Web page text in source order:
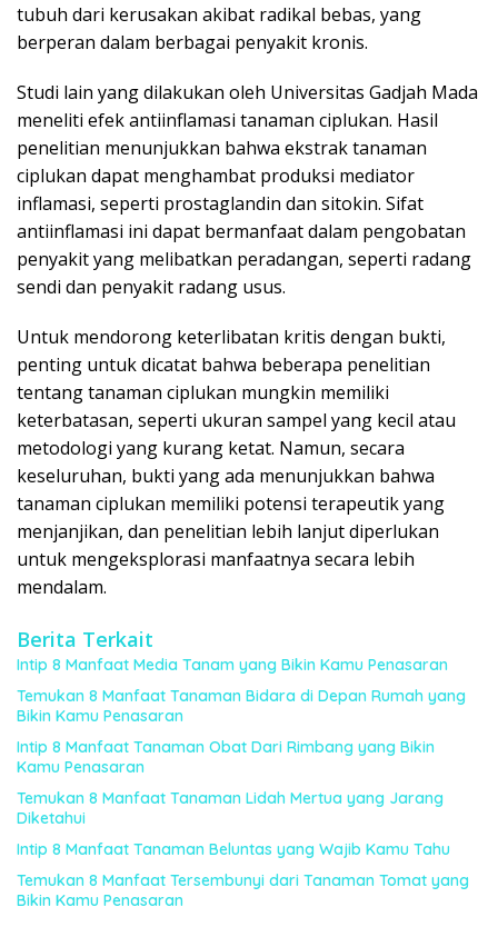
tubuh dari kerusakan akibat radikal bebas, yang
berperan dalam berbagai penyakit kronis.
Studi lain yang dilakukan oleh Universitas Gadjah Mada
meneliti efek antiinflamasi tanaman ciplukan. Hasil
penelitian menunjukkan bahwa ekstrak tanaman
ciplukan dapat menghambat produksi mediator
inflamasi, seperti prostaglandin dan sitokin. Sifat
antiinflamasi ini dapat bermanfaat dalam pengobatan
penyakit yang melibatkan peradangan, seperti radang
sendi dan penyakit radang usus.
Untuk mendorong keterlibatan kritis dengan bukti,
penting untuk dicatat bahwa beberapa penelitian
tentang tanaman ciplukan mungkin memiliki
keterbatasan, seperti ukuran sampel yang kecil atau
metodologi yang kurang ketat. Namun, secara
keseluruhan, bukti yang ada menunjukkan bahwa
tanaman ciplukan memiliki potensi terapeutik yang
menjanjikan, dan penelitian lebih lanjut diperlukan
untuk mengeksplorasi manfaatnya secara lebih
mendalam.
Berita Terkait
Intip 8 Manfaat Media Tanam yang Bikin Kamu Penasaran
Temukan 8 Manfaat Tanaman Bidara di Depan Rumah yang
Bikin Kamu Penasaran
Intip 8 Manfaat Tanaman Obat Dari Rimbang yang Bikin
Kamu Penasaran
Temukan 8 Manfaat Tanaman Lidah Mertua yang Jarang
Diketahui
Intip 8 Manfaat Tanaman Beluntas yang Wajib Kamu Tahu
Temukan 8 Manfaat Tersembunyi dari Tanaman Tomat yang
Bikin Kamu Penasaran